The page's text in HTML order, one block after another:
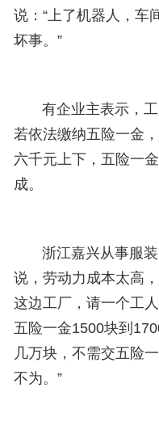
说：“上了机器人，车
坏事。”
有企业主表示，工
若依法缴纳五险一金
六千元上下，五险一
成。
浙江嘉兴从事服装
说，劳动力成本太高
这边工厂，请一个工
五险一金1500块到
几万块，不需交五险
不为。”